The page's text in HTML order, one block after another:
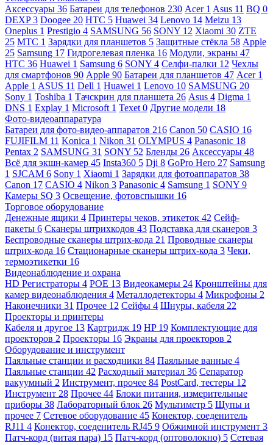
Аксессуары 36 Батареи для телефонов 230 Acer 1 Asus 11 BQ 0
DEXP3 Doogee 20 HTC 5 Huawei 34 Lenovo 14 Meizu 13
Oneplus 1 Prestigio 4 SAMSUNG 56 SONY 12 Xiaomi 30 ZTE
25 МТС 1 Зарядки для планшетов 5 Защитные стёкла 58 Apple
25 Samsung 17 Гидрогелевая пленка 16 Модули, экраны 47
HTC 36 Huawei 1 Samsung 6 SONY 4 Селфи-палки 12 Чехлы
для смартфонов 90 Apple 90 Батареи для планшетов 47 Acer 1
Apple 1 ASUS 11 Dell 1 Huawei 1 Lenovo 10 SAMSUNG 20
Sony 1 Toshiba 1 Тачскрин для планшета 26 Asus 4 Digma 1
DNS 1 Explay 1 Microsoft 1 Texet 0 Другие модели 18
Фото-видеоаппаратура
Батареи для фото-видео-аппаратов 216 Canon 50 CASIO 16
FUJIFILM 11 Konica 1 Nikon 31 OLYMPUS 4 Panasonic 18
Pentax 2 SAMSUNG 31 SONY 52 Бленды 26 Аксессуары 48
Всё для экшн-камер 45 Insta360 5 Dji 8 GoPro Hero 27 Samsung
1 SJCAM 6 Sony 1 Xiaomi 1 Зарядки для фотоаппаратов 38
Canon 17 CASIO 4 Nikon 3 Panasonic 4 Samsung 1 SONY 9
Камеры SQ 3 Освещение, фотовспышки 16
Торговое оборудование
Денежные ящики 4 Принтеры чеков, этикеток 42 Сейф-
пакеты 6 Сканеры штрихкодов 43 Подставка для сканеров 3
Беспроводные сканеры штрих-кода 21 Проводные сканеры
штрих-кода 16 Стационарные сканеры штрих-кода 3 Чеки,
термоэтикетки 16
Видеонаблюдение и охрана
HD Регистраторы 4 POE 13 Видеокамеры 24 Кронштейны для
камер видеонаблюдения 4 Металлодетекторы 4 Микрофоны 2
Наконечники 31 Прочее 12 Сейфы 4 Шнуры, кабеля 22
Проекторы и принтеры
Кабеля и другое 13 Картридж 19 HP 19 Комплектующие для
проекторов 2 Проекторы 16 Экраны для проекторов 2
Оборудование и инструмент
Паяльные станции и расходники 84 Паяльные ванные 4
Паяльные станции 42 Расходный материал 36 Сепаратор
вакуумный 2 Инструмент, прочее 84 PostCard, тестеры 12
Инструмент 28 Прочее 44 Блоки питания, измерительные
приборы 38 Лабораторный блок 26 Мультиметр 5 Щупы и
прочее 7 Сетевое оборудование 45 Конектор, соеденитель
RJ11 4 Конектор, соеденитель RJ45 9 Обжимной инструмент 3
Патч-корд (витая пара) 15 Патч-корд (оптоволокно) 5 Сетевая